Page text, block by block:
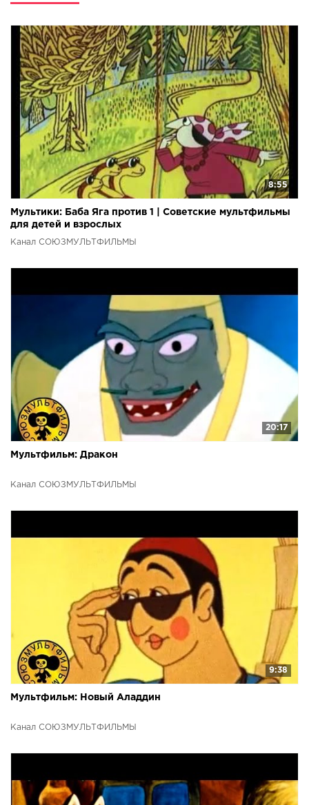
Чуковский Все серии подряд: Легенды и мифы Все серии
8:55
Мультики: Баба Яга против 1 | Советские мультфильмы
для детей и взрослых
Канал СОЮЗМУЛЬТФИЛЬМЫ
20:17
Мультфильм: Дракон
Канал СОЮЗМУЛЬТФИЛЬМЫ
9:38
Мультфильм: Новый Аладдин
Канал СОЮЗМУЛЬТФИЛЬМЫ